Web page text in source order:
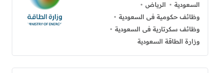
السعودية
الرياض
وظائف حكومية فى السعودية
وظائف سكرتارية فى السعودية
وزارة الطاقة السعودية